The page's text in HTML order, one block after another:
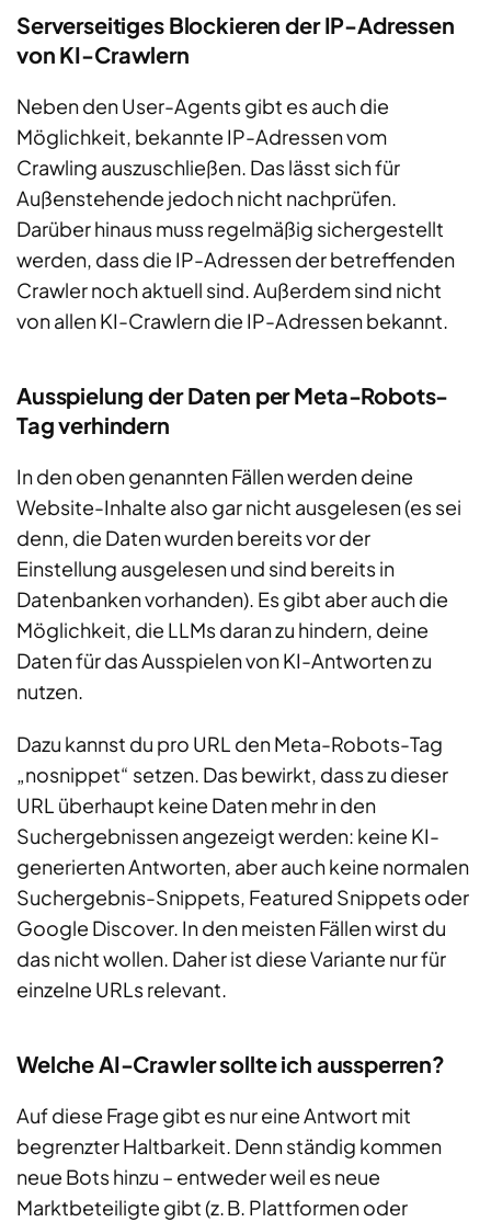
Serverseitiges BlockierenderIP-Adressen
von KI-Crawlern
Neben den User-Agents gibt es auch die
Möglichkeit, bekannte IP-Adressen vom
Crawling auszuschließen. Das lässt sich für
Außenstehende jedoch nicht nachprüfen.
Darüber hinaus muss regelmäßig sichergestellt
werden, dass die IP-Adressen der betreffenden
Crawler noch aktuell sind. Außerdem sind nicht
von allen KI-Crawlern die IP-Adressen bekannt.
Ausspielung der Daten per Meta-Robots-
Tag verhindern
In den oben genannten Fällen werden deine
Website-Inhalte also gar nicht ausgelesen (es sei
denn, die Daten wurden bereits vor der
Einstellung ausgelesen und sind bereits in
Datenbanken vorhanden). Es gibt aber auch die
Möglichkeit, die LLMs daran zu hindern, deine
Daten für das Ausspielen von KI-Antworten zu
nutzen.
Dazu kannst du pro URL den Meta-Robots-Tag
„nosnippet“ setzen. Das bewirkt, dass zu dieser
URL überhaupt keine Daten mehr in den
Suchergebnissen angezeigt werden: keine KI-
generierten Antworten, aber auch keine normalen
Suchergebnis-Snippets, Featured Snippets oder
Google Discover. In den meisten Fällen wirst du
das nicht wollen. Daher ist diese Variante nur für
einzelne URLs relevant.
Welche AI-Crawler sollte ich aussperren?
Auf diese Frage gibt es nur eine Antwort mit
begrenzter Haltbarkeit. Denn ständig kommen
neue Bots hinzu – entweder weil es neue
Marktbeteiligte gibt (z. B. Plattformen oder